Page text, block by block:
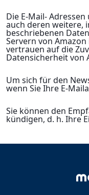
Die E-Mail-
auch deren weitere,
beschriebenen
Servern von
vertrauen auf die
Datensicherheit von
Um sich für den
wenn Sie Ihre E-
Sie können den
kündigen, d. h. Ihre